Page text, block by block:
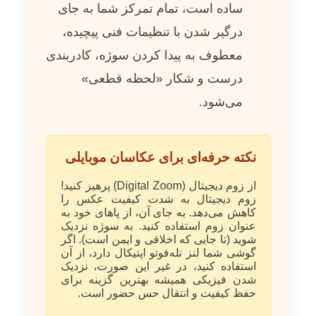
ساده است، تمام تمرکز شما به جای
درگیر شدن با تنظیمات فنی پیچیده،
معطوف به پیدا کردن سوژه، کادربندی
درست و شکار «لحظه قطعی»
می‌شود.
نکته حرفه‌ای برای عکاسان موبایلی
از زوم دیجیتال (Digital Zoom) پرهیز کنید!
زوم دیجیتال به شدت کیفیت عکس را
کاهش می‌دهد. به جای آن، از پاهای خود به
عنوان زوم استفاده کنید. به سوژه نزدیک
شوید (تا جایی که اخلاقی و ایمن است). اگر
گوشی شما لنز تله‌فوتو اپتیکال دارد، از آن
استفاده کنید، در غیر این صورت، نزدیک
شدن فیزیکی همیشه بهترین گزینه برای
حفظ کیفیت و انتقال حس حضور است.